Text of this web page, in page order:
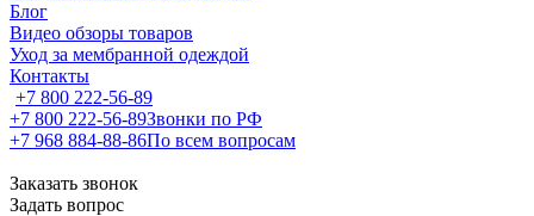
Блог
Видео обзоры товаров
Уход за мембранной одеждой
Контакты
+7 800 222-56-89
+7 800 222-56-89Звонки по РФ
+7 968 884-88-86По всем вопросам
Заказать звонок
Задать вопрос